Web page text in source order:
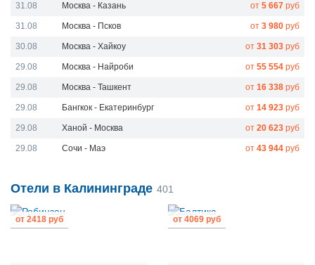
31.08 Москва - Казань от 5 667 руб
31.08 Москва - Псков от 3 980 руб
30.08 Москва - Хайкоу от 31 303 руб
29.08 Москва - Найроби от 55 554 руб
29.08 Москва - Ташкент от 16 338 руб
29.08 Бангкок - Екатеринбург от 14 923 руб
29.08 Ханой - Москва от 20 623 руб
29.08 Сочи - Маэ от 43 944 руб
Отели в Калининграде 401
от 2418 руб от 4069 руб